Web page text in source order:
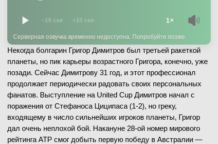
−10 сек +10 сек 1×
Серверная озвучка временно недоступна. Попробуйте позже.
Некогда болгарин Григор Димитров был третьей ракеткой
планеты, но пик карьеры возрастного Григора, конечно, уже
позади. Сейчас Димитрову 31 год, и этот профессионал
продолжает периодически радовать своих персональных
фанатов. Выступление на United Cup Димитров начал с
поражения от Стефаноса Циципаса (1-2), но греку,
входящему в число сильнейших игроков планеты, Григор
дал очень неплохой бой. Накануне 28-ой номер мирового
рейтинга АТР смог добыть первую победу в Австралии —